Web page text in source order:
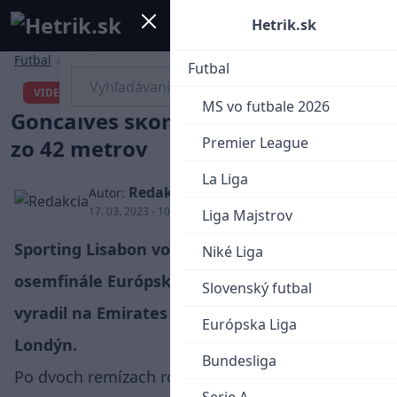
Mobile menu
Hetrik.sk
Futbal
MS vo futbale 2026
Premier League
La Liga
Liga Majstrov
Niké Liga
Slovenský futbal
Európska Liga
Bundesliga
Futbal / Európska Liga
VIDEO
Portugalčan Pedro
Goncalves skóroval proti Arsenalu
zo 42 metrov
Autor: Redakcia
17. 03. 2023 - 10:17
Sporting Lisabon vo štvrtkovej odvete
osemfinále Európskej Ligy prekvapujúco
vyradil na Emirates Stadium domáci Arsenal
Londýn.
Po dvoch remízach rozhodli o postupujúcom